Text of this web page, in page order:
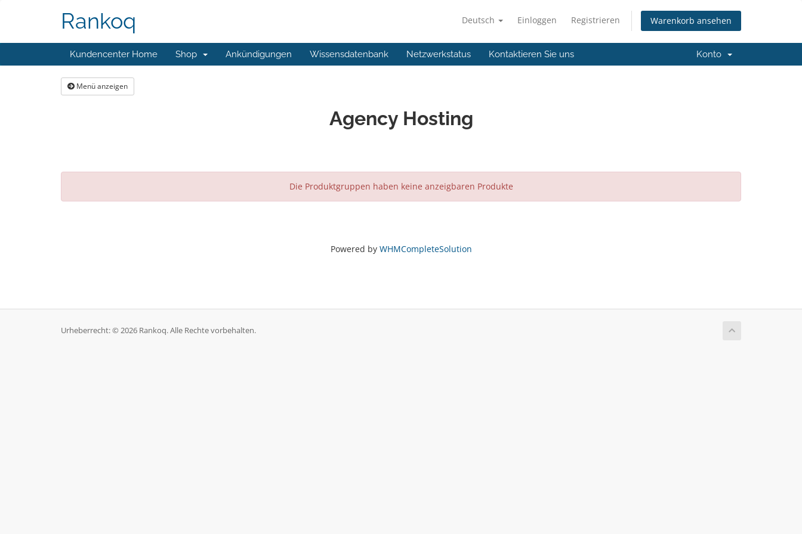
Deutsch Einloggen Registrieren Warenkorb ansehen
Rankoq
Kundencenter Home Shop Ankündigungen Wissensdatenbank Netzwerkstatus Kontaktieren Sie uns Konto
Menü anzeigen
Agency Hosting
Die Produktgruppen haben keine anzeigbaren Produkte
Powered by WHMCompleteSolution
Urheberrecht: © 2026 Rankoq. Alle Rechte vorbehalten.